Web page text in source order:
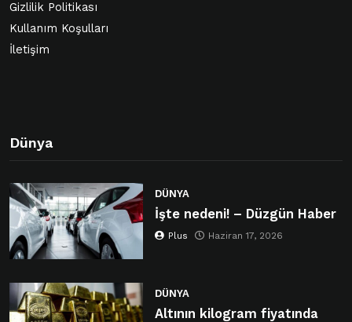
Gizlilik Politikası
Kullanım Koşulları
İletişim
Dünya
DÜNYA
İşte nedeni! – Düzgün Haber
Plus Haziran 17, 2026
DÜNYA
Altının kilogram fiyatında